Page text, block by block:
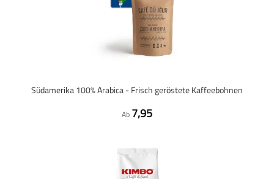
Südamerika 100% Arabica - Frisch geröstete Kaffeebohnen
Ab 7,95